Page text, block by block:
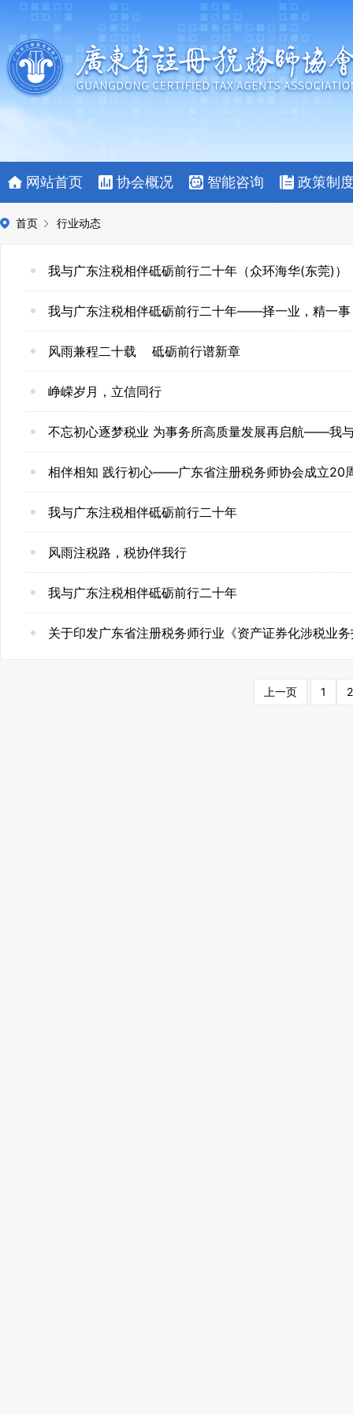
网站首页 协会概况 智能咨询 政策制
首页 行业动态
我与广东注税相伴砥砺前行二十年（众环海华(东莞)）
我与广东注税相伴砥砺前行二十年——择一业，精一事
风雨兼程二十载 砥砺前行谱新章
峥嵘岁月，立信同行
不忘初心逐梦税业 为事务所高质量发展再启航——我
相伴相知 践行初心——广东省注册税务师协会成立20
我与广东注税相伴砥砺前行二十年
风雨注税路，税协伴我行
我与广东注税相伴砥砺前行二十年
上一页 1 2